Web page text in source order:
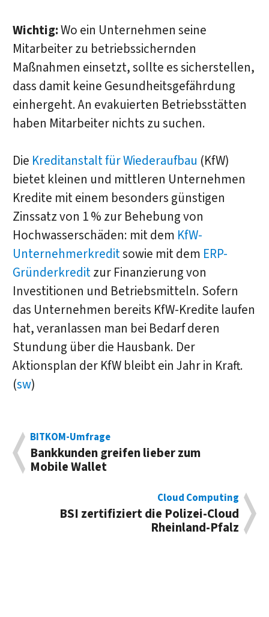
Wichtig:Wo ein Unternehmen seine
Mitarbeiter zu betriebssichernden
Maßnahmen einsetzt, sollte es sicherstellen,
dass damit keine Gesundheitsgefährdung
einhergeht. An evakuierten Betriebsstätten
haben Mitarbeiter nichts zu suchen.
Die Kreditanstalt für Wiederaufbau (KfW)
bietet kleinen und mittleren Unternehmen
Kredite mit einem besonders günstigen
Zinssatz von 1 % zur Behebung von
Hochwasserschäden: mit dem KfW-
Unternehmerkreditsowie mit dem ERP-
Gründerkreditzur Finanzierung von
Investitionen und Betriebsmitteln. Sofern
das Unternehmen bereits KfW-Kredite laufen
hat, veranlassen man bei Bedarf deren
Stundung über die Hausbank. Der
Aktionsplan der KfW bleibt ein Jahr in Kraft.
(sw)
BITKOM-Umfrage
Bankkunden greifen lieber zum
Mobile Wallet
Cloud Computing
BSI zertifiziert die Polizei-Cloud
Rheinland-Pfalz